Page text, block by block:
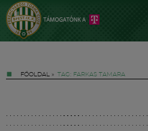
FŐOLDAL » TAG: FARKAS TAMARA